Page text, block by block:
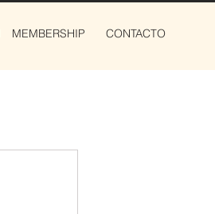
MEMBERSHIP CONTACTO